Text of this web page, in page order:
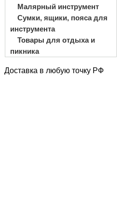
Малярный инструмент
Сумки, ящики, пояса для
инструмента
Товары для отдыха и
пикника
Доставка в любую точку РФ